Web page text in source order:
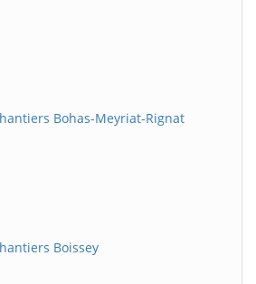
Bohas-Meyriat-Rignat
Boissey